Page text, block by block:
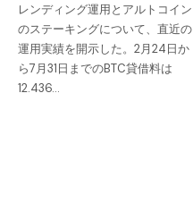
レンディング運用とアルトコイン
のステーキングについて、直近の
運用実績を開示した。2月24日か
ら7月31日までのBTC貸借料は
12.436…